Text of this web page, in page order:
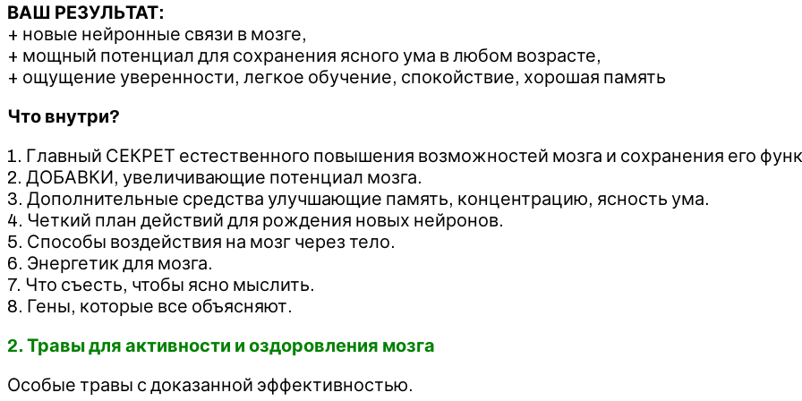
ВАШ РЕЗУЛЬТАТ:
+ новые нейронные связи в мозге,
+ мощный потенциал для сохранения ясного ума в любом возрасте,
+ ощущение уверенности, легкое обучение, спокойствие, хорошая память
Что внутри?
1. Главный СЕКРЕТ естественного повышения возможностей мозга и сохранения его
2. ДОБАВКИ, увеличивающие потенциал мозга.
3. Дополнительные средства улучшающие память, концентрацию, ясность ума.
4. Четкий план действий для рождения новых нейронов.
5. Способы воздействия на мозг через тело.
6. Энергетик для мозга.
7. Что съесть, чтобы ясно мыслить.
8. Гены, которые все объясняют.
2. Травы для активности и оздоровления мозга
Особые травы с доказанной эффективностью.